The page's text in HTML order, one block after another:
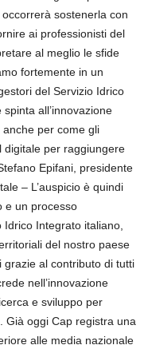
sostenerla con
ai professionisti del
al meglio le sfide
fortemente in un
del Servizio Idrico
all’innovazione
per come gli
digitale per raggiungere
Epifani, presidente
– L’auspicio è quindi
e un processo
Integrato italiano,
del nostro paese
grazie al contributo di tutti
nell’innovazione
e sviluppo per
Già oggi Cap registra una
alle media nazionale